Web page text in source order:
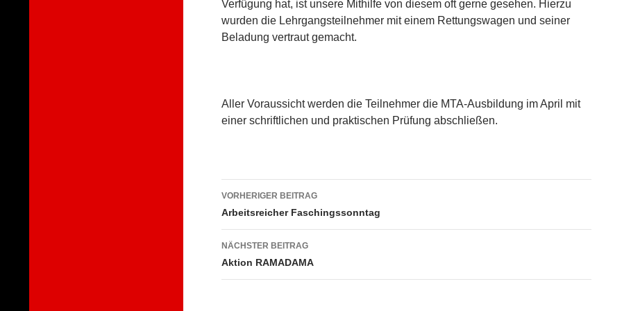
Verfügung hat, ist unsere Mithilfe von diesem oft gerne gesehen. Hierzu
wurden die Lehrgangsteilnehmer mit einem Rettungswagen und seiner
Beladung vertraut gemacht.
Aller Voraussicht werden die Teilnehmer die MTA-Ausbildung im April mit
einer schriftlichen und praktischen Prüfung abschließen.
Beitragsnavigation
VORHERIGER BEITRAG
Arbeitsreicher Faschingssonntag
NÄCHSTER BEITRAG
Aktion RAMADAMA